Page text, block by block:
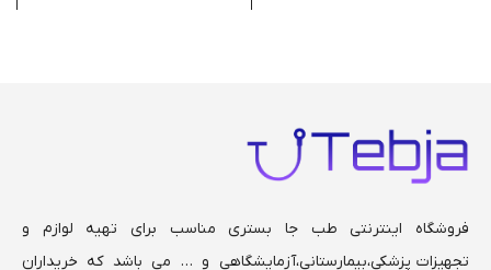
فروشگاه اینترنتی طب جا بستری مناسب برای تهیه لوازم و
تجهیزات پزشکی،بیمارستانی،آزمایشگاهی و … می باشد که خریداران